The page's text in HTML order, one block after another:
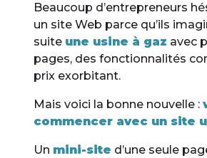
Beaucoup d’entrepreneurs
un site Web parce qu’ils
suite une usine à gaz avec
pages, des fonctionnalités
prix exorbitant.
Mais voici la bonne nouvelle :
commencer avec un site
Un mini-site d’une seule